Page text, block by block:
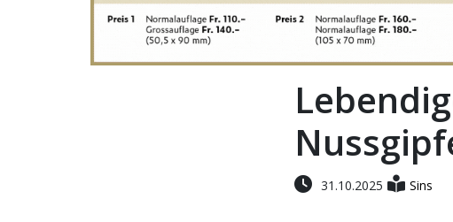
31.10.2025 Sins